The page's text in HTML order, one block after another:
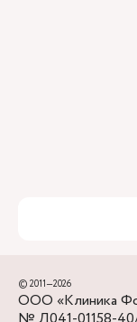
© 2011—2026
ООО «Клиника